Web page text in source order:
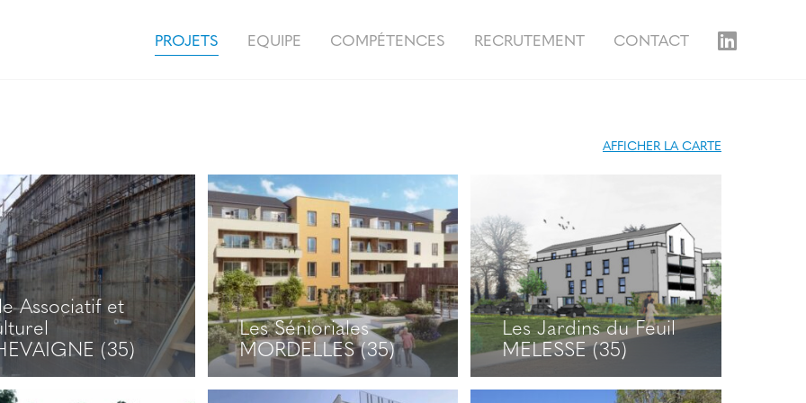
PROJETS EQUIPE COMPÉTENCES RECRUTEMENT CONTACT
AFFICHER LA CARTE
Associatif et
(35)
Les Sénioriales
MORDELLES (35)
Les Jardins du Feuil
MELESSE (35)